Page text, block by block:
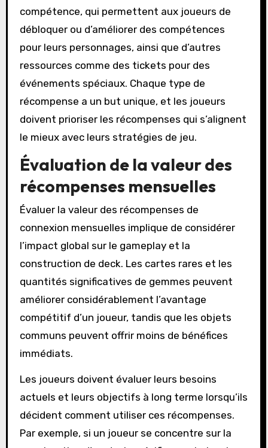
compétence, qui permettent aux joueurs de
débloquer ou d’améliorer des compétences
pour leurs personnages, ainsi que d’autres
ressources comme des tickets pour des
événements spéciaux. Chaque type de
récompense a un but unique, et les joueurs
doivent prioriser les récompenses qui s’alignent
le mieux avec leurs stratégies de jeu.
Évaluation de la valeur des
récompenses mensuelles
Évaluer la valeur des récompenses de
connexion mensuelles implique de considérer
l’impact global sur le gameplay et la
construction de deck. Les cartes rares et les
quantités significatives de gemmes peuvent
améliorer considérablement l’avantage
compétitif d’un joueur, tandis que les objets
communs peuvent offrir moins de bénéfices
immédiats.
Les joueurs doivent évaluer leurs besoins
actuels et leurs objectifs à long terme lorsqu’ils
décident comment utiliser ces récompenses.
Par exemple, si un joueur se concentre sur la